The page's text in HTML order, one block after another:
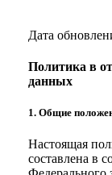
Дата
Политика в
данных
1. Общие
Настоящая
составлена в